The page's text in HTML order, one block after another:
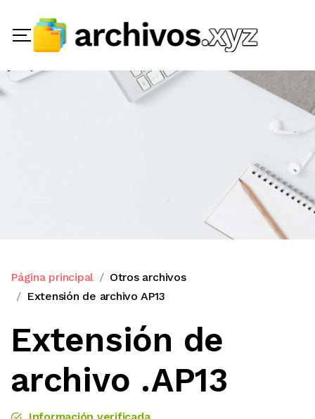
Página principal
Otros archivos
Extensión de archivo AP13
Extensión de
archivo .AP13